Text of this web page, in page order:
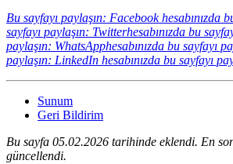
Bu sayfayı paylaşın: Facebook hesabınızda
sayfayı paylaşın: Twitterhesabınızda bu
paylaşın: WhatsApphesabınızda bu sayfayı
paylaşın: LinkedIn hesabınızda bu sayfayı
Sunum
Geri Bildirim
Bu sayfa 05.02.2026 tarihinde eklendi. En
güncellendi.